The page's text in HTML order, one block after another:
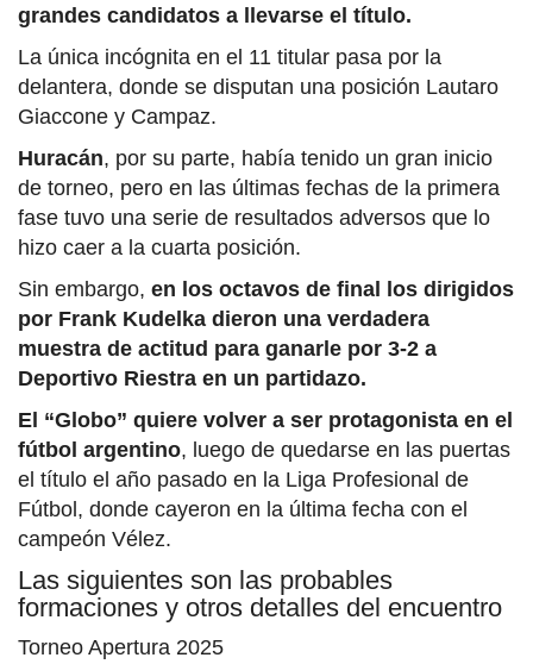
grandes candidatos a llevarse el título.
La única incógnita en el 11 titular pasa por la
delantera, donde se disputan una posición Lautaro
Giaccone y Campaz.
Huracán, por su parte, había tenido un gran inicio
de torneo, pero en las últimas fechas de la primera
fase tuvo una serie de resultados adversos que lo
hizo caer a la cuarta posición.
Sin embargo, en los octavos de final los dirigidos
por Frank Kudelka dieron una verdadera
muestra de actitud para ganarle por 3-2 a
Deportivo Riestra en un partidazo.
El “Globo” quiere volver a ser protagonista en el
fútbol argentino, luego de quedarse en las puertas
el título el año pasado en la Liga Profesional de
Fútbol, donde cayeron en la última fecha con el
campeón Vélez.
Las siguientes son las probables
formaciones y otros detalles del encuentro
Torneo Apertura 2025